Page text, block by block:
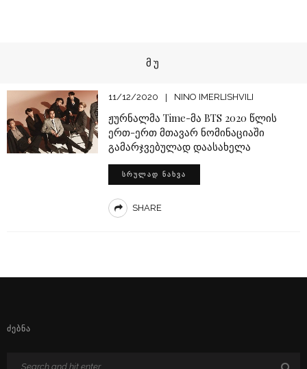
ᲛᲣ
11/12/2020 NINO IMERLISHVILI
ჟურნალმა Time-მა BTS 2020 წლის
ერთ-ერთ მთავარ ნომინაციაში
გამარჯვებულად დაასახელა
ᲡᲠᲣᲚᲐᲓ ᲜᲐᲮᲕᲐ
SHARE
ᲫᲔᲑᲜᲐ